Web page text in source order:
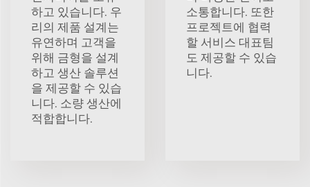
하고 있습니다. 우
리의 제품 설계는
유연하며 고객을
위해 금형을 설계
하고 생산 솔루션
을 제공할 수 있습
니다. 소량 생산에
적합합니다.
소통합니다. 또한
프로젝트에 협력
할 서비스 대표팀
도 제공할 수 있습
니다.